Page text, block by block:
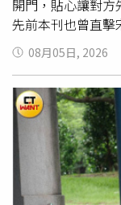
三甚至直接闖進家
交往，讓她瞬間跌
SAKIKO，她選擇
業高峰時年營業
元）。然而，命
癌。歷經漫長治
魔，也讓她更加
性分享人生故事
星天木純擔任來
清新形象形成強
純坦言，學生時
開門，貼心讓對方
先前本刊也曾直擊
手牽手散步返家
快步上前開門，
作，展現十足紳士
她上副駕後才上車
組）去年6月，啦
空檔赴宜蘭約會
時，林佳緯一路
才繞到駕駛座上
人再前往市區日
08月05日, 2026